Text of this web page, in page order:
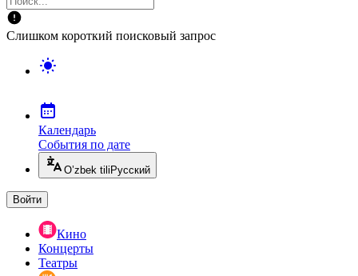
Слишком короткий поисковый запрос
Календарь
События по дате
O’zbek tili Русский
Войти
Кино
Концерты
Театры